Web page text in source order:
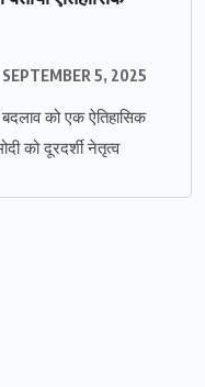
SEPTEMBER 5, 2025
को एक ऐतिहासिक
को दूरदर्शी नेतृत्व